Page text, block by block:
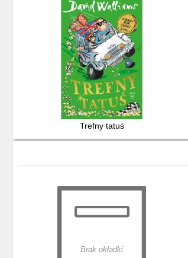
Trefny tatuś
Brak okładki